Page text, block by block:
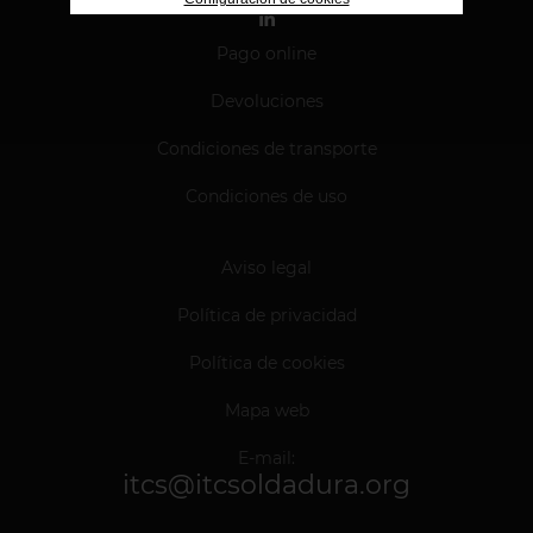
Pago online
Devoluciones
Condiciones de transporte
Condiciones de uso
Aviso legal
Política de privacidad
Política de cookies
Mapa web
E-mail:
itcs@itcsoldadura.org